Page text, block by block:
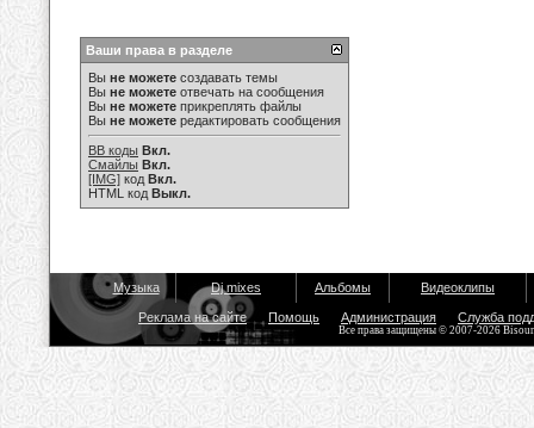
Ваши права в разделе
Вы не можете создавать темы
Вы не можете отвечать на сообщения
Вы не можете прикреплять файлы
Вы не можете редактировать сообщения
BB коды Вкл.
Смайлы Вкл.
[IMG] код Вкл.
HTML код Выкл.
Музыка Dj mixes Альбомы Видеоклипы
Реклама на сайте Помощь Администрация Служба
Все права защищены © 2007-2026